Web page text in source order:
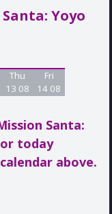
Yoyo
Thu
13 08
Fri
14 08
Santa:
today
above.